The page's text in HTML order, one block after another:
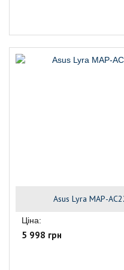
Asus Lyra MAP-
Ціна:
5 998 грн